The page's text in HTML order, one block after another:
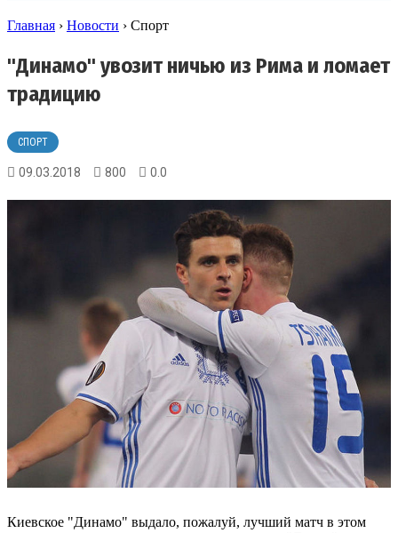
Главная › Новости › Спорт
"Динамо" увозит ничью из Рима и ломает
традицию
СПОРТ
09.03.2018 800 0.0
Киевское "Динамо" выдало, пожалуй, лучший матч в этом